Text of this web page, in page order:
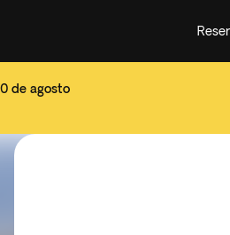
de agosto